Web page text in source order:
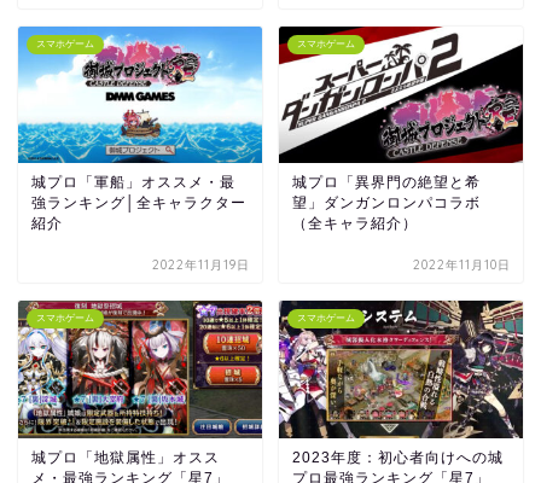
スマホゲーム
城プロ「軍船」オススメ・最
強ランキング│全キャラクター
紹介
2022年11月19日
スマホゲーム
城プロ「異界門の絶望と希
望」ダンガンロンパコラボ
（全キャラ紹介）
2022年11月10日
スマホゲーム
城プロ「地獄属性」オスス
メ・最強ランキング「星7」
スマホゲーム
2023年度：初心者向けへの城
プロ最強ランキング「星7」